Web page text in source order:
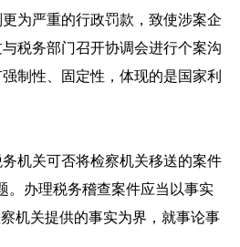
为严重的行政罚款，致使涉案企
税务部门召开协调会进行个案沟
制性、固定性，体现的是国家利
机关可否将检察机关移送的案件
。办理税务稽查案件应当以事实
机关提供的事实为界，就事论事